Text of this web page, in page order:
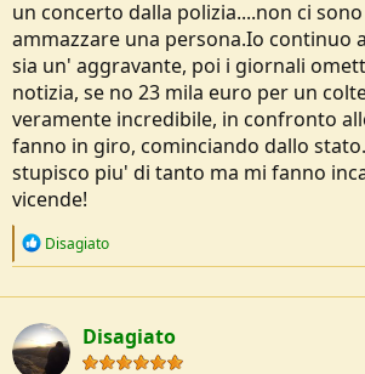
un concerto dalla polizia....non ci
ammazzare una persona.Io continuo
sia un' aggravante, poi i giornali
notizia, se no 23 mila euro per un
veramente incredibile, in confronto
fanno in giro, cominciando dallo
stupisco piu' di tanto ma mi fanno
vicende!
R
c
t
i
o
Disagiato
Disagiato